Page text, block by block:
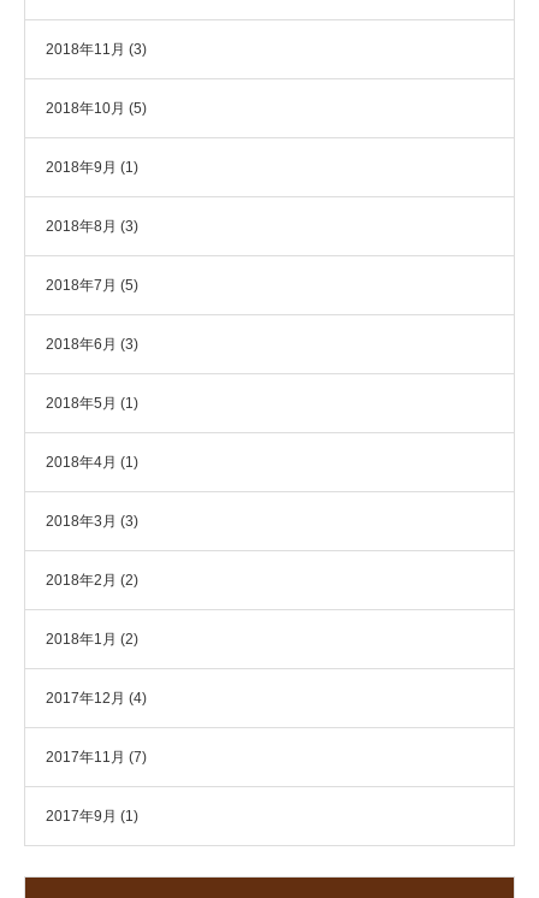
2018年11月 (3)
2018年10月 (5)
2018年9月 (1)
2018年8月 (3)
2018年7月 (5)
2018年6月 (3)
2018年5月 (1)
2018年4月 (1)
2018年3月 (3)
2018年2月 (2)
2018年1月 (2)
2017年12月 (4)
2017年11月 (7)
2017年9月 (1)